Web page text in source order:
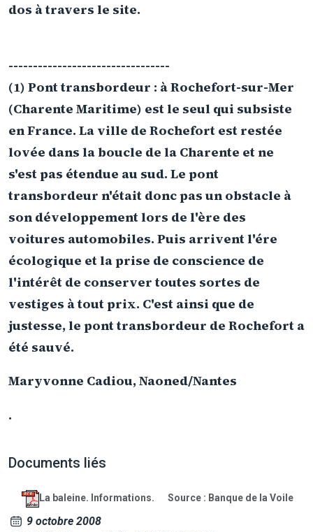
dos à travers le site.
---------------------------------
(1) Pont transbordeur : à Rochefort-sur-Mer
(Charente Maritime) est le seul qui subsiste
en France. La ville de Rochefort est restée
lovée dans la boucle de la Charente et ne
s'est pas étendue au sud. Le pont
transbordeur n'était donc pas un obstacle à
son développement lors de l'ère des
voitures automobiles. Puis arrivent l'ére
écologique et la prise de conscience de
l'intérêt de conserver toutes sortes de
vestiges à tout prix. C'est ainsi que de
justesse, le pont transbordeur de Rochefort a
été sauvé.
Maryvonne Cadiou, Naoned/Nantes
.
Documents liés
La baleine. Informations. Source : Banque de la Voile
9 octobre 2008